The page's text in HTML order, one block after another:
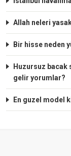
Allah neleri
Bir hisse neden
Huzursuz bacak
gelir yorumlar?
En guzel model